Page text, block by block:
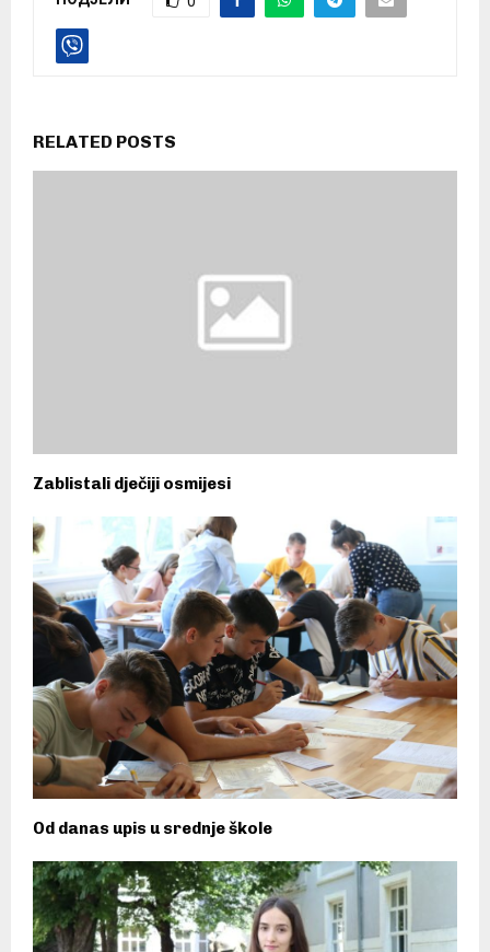
RELATED POSTS
Zablistali dječiji osmijesi
Od danas upis u srednje škole